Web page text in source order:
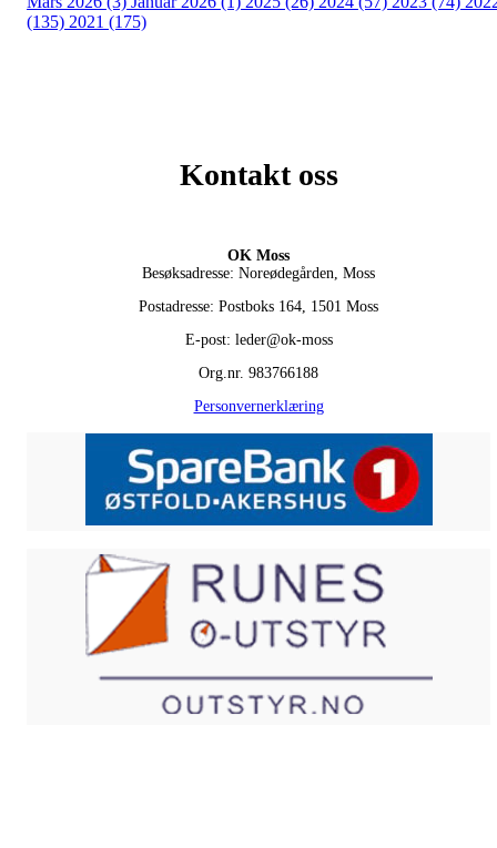
(135) 2021 (175)
Kontakt oss
OK Moss
Besøksadresse: Noreødegården, Moss
Postadresse: Postboks 164, 1501 Moss
E-post: leder@ok-moss
Org.nr. 983766188
Personvernerklæring